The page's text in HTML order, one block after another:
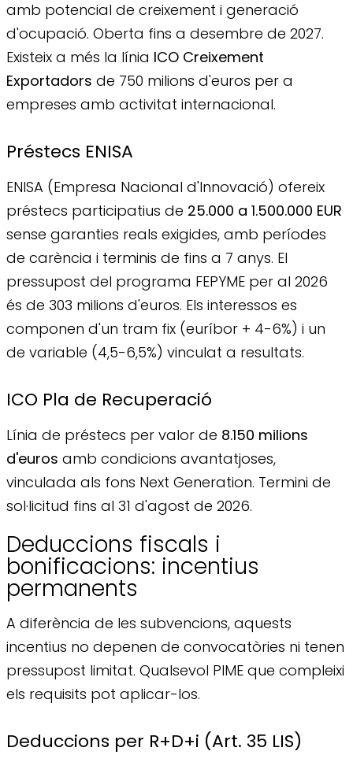
amb potencial de creixement i generació
d'ocupació. Oberta fins a desembre de 2027.
Existeix a més la línia ICO Creixement
Exportadors de 750 milions d'euros per a
empreses amb activitat internacional.
Préstecs ENISA
ENISA (Empresa Nacional d'Innovació) ofereix
préstecs participatius de 25.000 a 1.500.000 EUR
sense garanties reals exigides, amb períodes
de carència i terminis de fins a 7 anys. El
pressupost del programa FEPYME per al 2026
és de 303 milions d'euros. Els interessos es
componen d'un tram fix (euríbor + 4-6%) i un
de variable (4,5-6,5%) vinculat a resultats.
ICO Pla de Recuperació
Línia de préstecs per valor de 8.150 milions
d'euros amb condicions avantatjoses,
vinculada als fons Next Generation. Termini de
sol·licitud fins al 31 d'agost de 2026.
Deduccions fiscals i
bonificacions: incentius
permanents
A diferència de les subvencions, aquests
incentius no depenen de convocatòries ni tenen
pressupost limitat. Qualsevol PIME que compleixi
els requisits pot aplicar-los.
Deduccions per R+D+i (Art. 35 LIS)